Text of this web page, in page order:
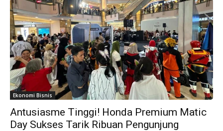
Ekonomi Bisnis
Antusiasme Tinggi! Honda Premium Matic
Day Sukses Tarik Ribuan Pengunjung